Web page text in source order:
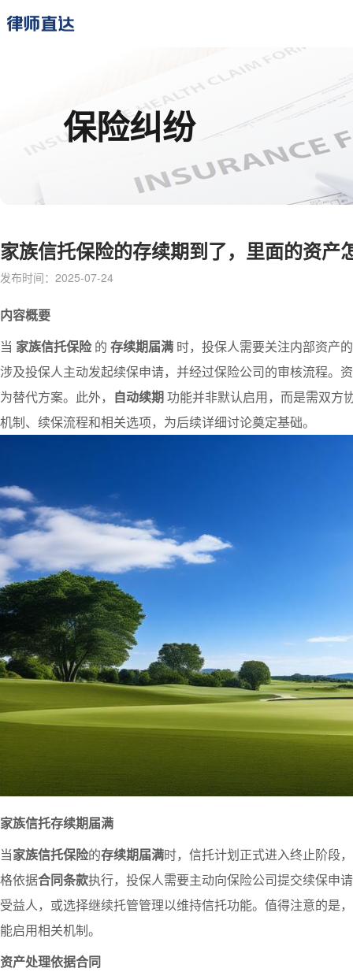
保险纠纷
家族信托保险的存续期到了，里面的资产
发布时间：2025-07-24
内容概要
当 家族信托保险的 存续期届满 时，投保人需要关注内部资产
涉及投保人主动发起续保申请，并经过保险公司的审核流程。
为替代方案。此外， 自动续期功能并非默认启用，而是需双方
机制、续保流程和相关选项，为后续详细讨论奠定基础。
家族信托存续期届满
当家族信托保险的存续期届满时，信托计划正式进入终止阶段
格依据合同条款执行，投保人需要主动向保险公司提交续保申
受益人，或选择继续托管管理以维持信托功能。值得注意的是，
能启用相关机制。
资产处理依据合同